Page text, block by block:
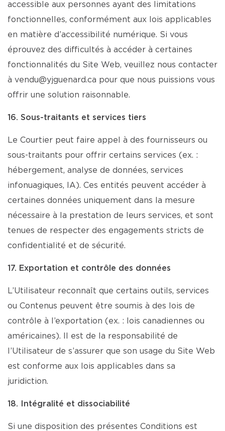
accessible aux personnes ayant des limitations
fonctionnelles, conformément aux lois applicables
en matière d’accessibilité numérique. Si vous
éprouvez des difficultés à accéder à certaines
fonctionnalités du Site Web, veuillez nous contacter
à vendu@yjguenard.ca pour que nous puissions vous
offrir une solution raisonnable.
16. Sous-traitants et services tiers
Le Courtier peut faire appel à des fournisseurs ou
sous-traitants pour offrir certains services (ex. :
hébergement, analyse de données, services
infonuagiques, IA). Ces entités peuvent accéder à
certaines données uniquement dans la mesure
nécessaire à la prestation de leurs services, et sont
tenues de respecter des engagements stricts de
confidentialité et de sécurité.
17. Exportation et contrôle des données
L’Utilisateur reconnaît que certains outils, services
ou Contenus peuvent être soumis à des lois de
contrôle à l’exportation (ex. : lois canadiennes ou
américaines). Il est de la responsabilité de
l’Utilisateur de s’assurer que son usage du Site Web
est conforme aux lois applicables dans sa
juridiction.
18. Intégralité et dissociabilité
Si une disposition des présentes Conditions est